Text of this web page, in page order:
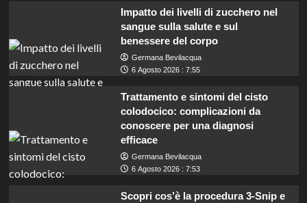
Impatto dei livelli di zucchero nel
sangue sulla salute e sul
benessere del corpo
Germana Bevilacqua
6 Agosto 2026 : 7:55
Trattamento e sintomi del cisto
colodocico: complicazioni da
conoscere per una diagnosi
efficace
Germana Bevilacqua
6 Agosto 2026 : 7:53
Scopri cos’è la procedura 3-Snip e